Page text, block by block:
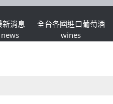
新消息
news
全台各國進口葡萄酒
wines